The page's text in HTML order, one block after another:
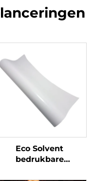
Eco Solvent
bedrukbare